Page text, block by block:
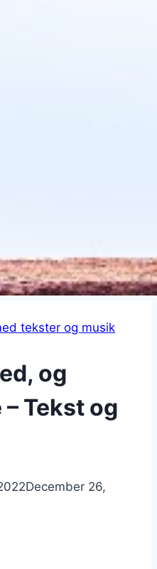
tekster og musik
og
Tekst og
December 26,